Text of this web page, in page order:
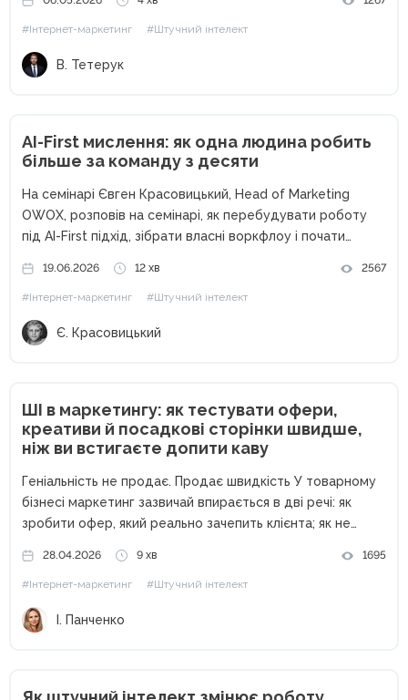
створення контенту та автоматизації аналітики.
Сьогодні штучний інтелект уже...
#Інтернет-маркетинг #Штучний інтелект
В. Тетерук
AI-First мислення: як одна людина робить
більше за команду з десяти
На семінарі Євген Красовицький, Head of Marketing
OWOX, розповів на семінарі, як перебудувати роботу
під AI-First підхід, зібрати власні воркфлоу і почати
задач. За останні два роки штучний інтелект перестав
бути просто помічником. Для...
19.06.2026 12 хв 2567
#Інтернет-маркетинг #Штучний інтелект
Є. Красовицький
ШІ в маркетингу: як тестувати офери,
креативи й посадкові сторінки швидше,
ніж ви встигаєте допити каву
Геніальність не продає. Продає швидкість У товарному
бізнесі маркетинг зазвичай впирається в дві речі: як
зробити офер, який реально зачепить клієнта; як не
взагалі працює. На практиці у багатьох малих і середніх...
28.04.2026 9 хв 1695
#Інтернет-маркетинг #Штучний інтелект
І. Панченко